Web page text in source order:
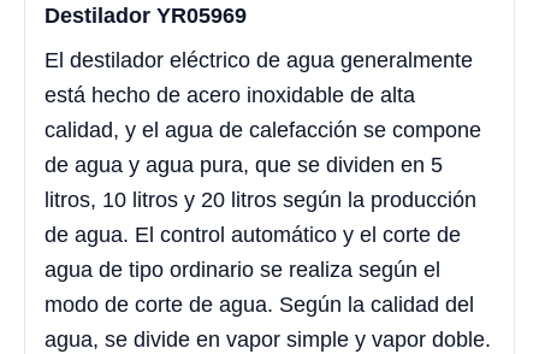
Destilador YR05969
El destilador eléctrico de agua generalmente
está hecho de acero inoxidable de alta
calidad, y el agua de calefacción se compone
de agua y agua pura, que se dividen en 5
litros, 10 litros y 20 litros según la producción
de agua. El control automático y el corte de
agua de tipo ordinario se realiza según el
modo de corte de agua. Según la calidad del
agua, se divide en vapor simple y vapor doble.